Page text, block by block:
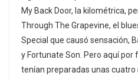
My Back Door, la kilométrica,
Through The Grapevine, el
Special que causó sensación,
y Fortunate Son. Pero aquí
tenían preparadas unas cuatro